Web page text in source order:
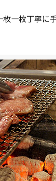
一枚丁寧に手